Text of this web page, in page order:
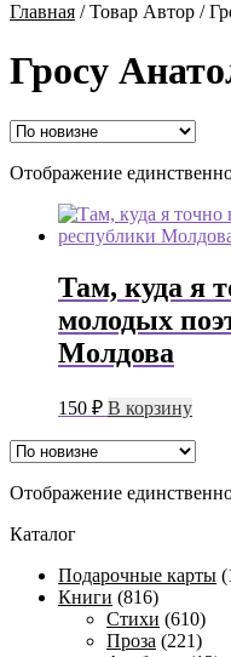
Главная /Товар Автор /
Гросу
Отображение
Там, куда я
молодых
Молдова
150 ₽ В корзину
Отображение
Каталог
Подарочные карты
Книги (816)
Стихи (610)
Проза (221)